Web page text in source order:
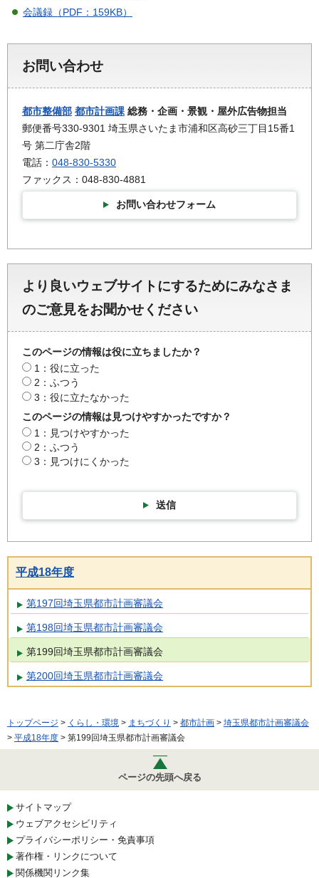
会議録（PDF：159KB）
お問い合わせ
都市整備部 都市計画課 総務・企画・景観・屋外広告物担当
郵便番号330-9301 埼玉県さいたま市浦和区高砂三丁目15番1
号 第二庁舎2階
電話： 048-830-5330
ファックス：048-830-4881
お問い合わせフォーム
より良いウェブサイトにするためにみなさま
のご意見をお聞かせください
このページの情報は役に立ちましたか？
1：役に立った
2：ふつう
3：役に立たなかった
このページの情報は見つけやすかったですか？
1：見つけやすかった
2：ふつう
3：見つけにくかった
送信
平成18年度
第197回埼玉県都市計画審議会
第198回埼玉県都市計画審議会
第199回埼玉県都市計画審議会
第200回埼玉県都市計画審議会
トップページ > くらし・環境 > まちづくり > 都市計画 > 埼玉県都市計画審議会
> 平成18年度 > 第199回埼玉県都市計画審議会
ページの先頭へ戻る
サイトマップ
ウェブアクセシビリティ
プライバシーポリシー・免責事項
著作権・リンクについて
関係機関リンク集